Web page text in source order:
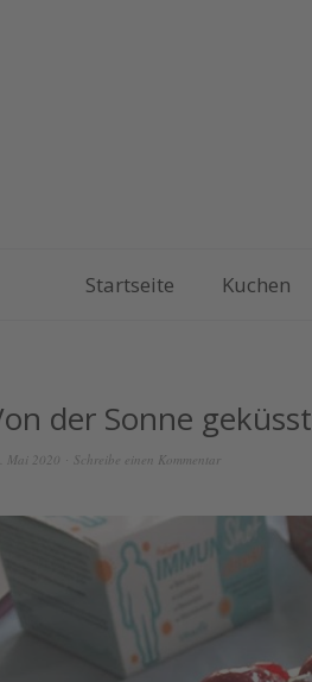
Startseite Kuchen
der Sonne geküsst
Mai 2020 Schreibe einen Kommentar